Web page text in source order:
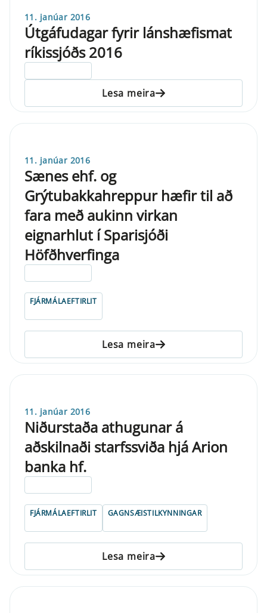
11. janúar 2016
Útgáfudagar fyrir lánshæfismat
ríkissjóðs 2016
Lesa meira
11. janúar 2016
Sænes ehf. og
Grýtubakkahreppur hæfir til að
fara með aukinn virkan
eignarhlut í Sparisjóði
Höfðhverfinga
FJÁRMÁLAEFTIRLIT
Lesa meira
11. janúar 2016
Niðurstaða athugunar á
aðskilnaði starfssviða hjá Arion
banka hf.
FJÁRMÁLAEFTIRLIT GAGNSÆISTILKYNNINGAR
Lesa meira